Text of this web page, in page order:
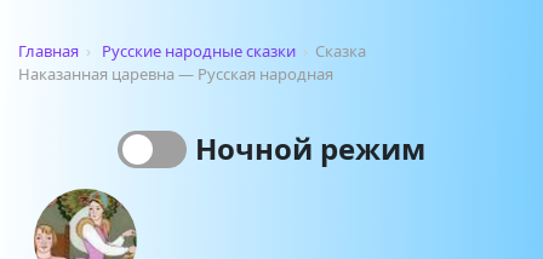
Главная › Русские народные сказки › Сказка
Наказанная царевна — Русская народная
Ночной режим